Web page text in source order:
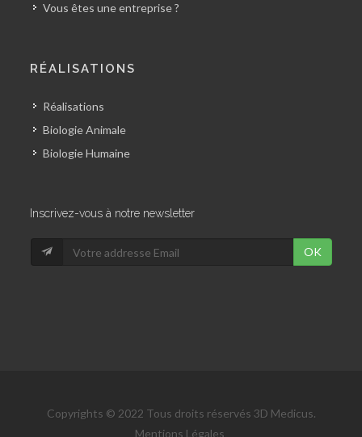
Vous êtes une entreprise ?
RÉALISATIONS
Réalisations
Biologie Animale
Biologie Humaine
Inscrivez-vous à notre newsletter
OK
Copyrights © 2022 Tous droits réservés 3D Medicus.
Mentions Légales